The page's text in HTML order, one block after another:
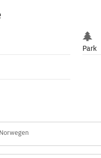
Park